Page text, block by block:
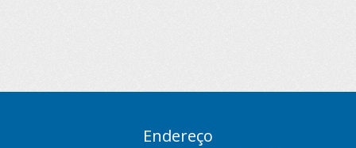
Endereço